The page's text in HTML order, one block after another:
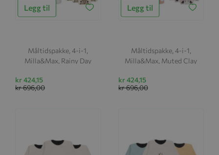
Legg til
Måltidspakke, 4-i-1,
Milla&Max, Rainy Day
kr 424,15
kr 696,00
Legg til
Måltidspakke, 4-i-1,
Milla&Max, Muted Clay
kr 424,15
kr 696,00